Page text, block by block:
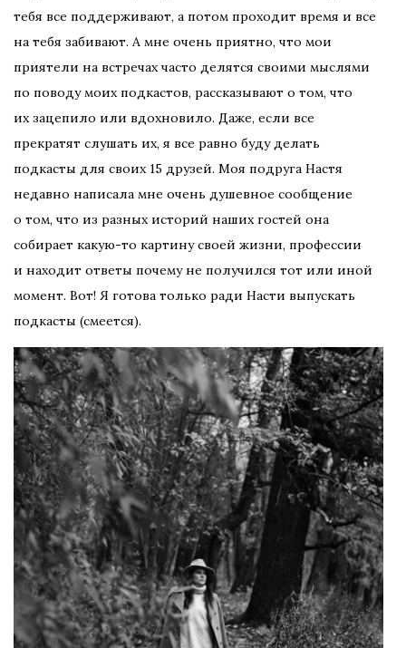
тебя все поддерживают, а потом проходит время и все
на тебя забивают. А мне очень приятно, что мои
приятели на встречах часто делятся своими мыслями
по поводу моих подкастов, рассказывают о том, что
их зацепило или вдохновило. Даже, если все
прекратят слушать их, я все равно буду делать
подкасты для своих 15 друзей. Моя подруга Настя
недавно написала мне очень душевное сообщение
о том, что из разных историй наших гостей она
собирает какую-то картину своей жизни, профессии
и находит ответы почему не получился тот или иной
момент. Вот! Я готова только ради Насти выпускать
подкасты (смеется).